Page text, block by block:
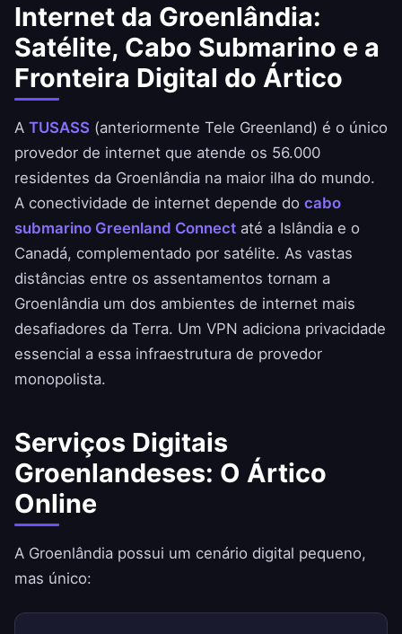
Internet da Groenlândia:
Satélite, Cabo Submarino e a
Fronteira Digital do Ártico
A TUSASS (anteriormente Tele Greenland) é o único
provedor de internet que atende os 56.000
residentes da Groenlândia na maior ilha do mundo.
A conectividade de internet depende do cabo
submarino Greenland Connect até a Islândia e o
Canadá, complementado por satélite. As vastas
distâncias entre os assentamentos tornam a
Groenlândia um dos ambientes de internet mais
desafiadores da Terra. Um VPN adiciona privacidade
essencial a essa infraestrutura de provedor
monopolista.
Serviços Digitais
Groenlandeses: O Ártico
Online
A Groenlândia possui um cenário digital pequeno,
mas único: